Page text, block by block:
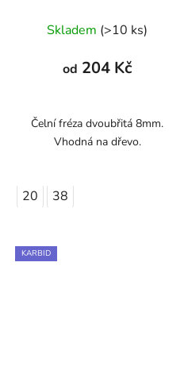
hodnocení
produktu
z
5
Skladem (>10 ks)
od 204 Kč
Čelní fréza dvoubřitá 8mm.
Vhodná na dřevo.
20 38
KARBID